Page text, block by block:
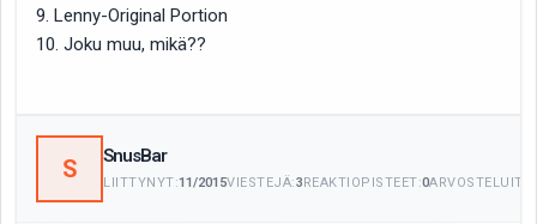
9. Lenny-Original Portion
10. Joku muu, mikä??
S SnusBar
LIITTYNYT:11/2015VIESTEJÄ:3REAKTIOPISTEET:0ARVOSTELUITA: